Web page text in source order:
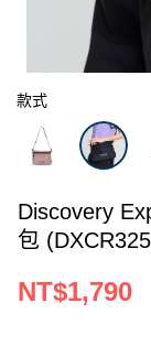
款式
Discovery
包
NT$1,790